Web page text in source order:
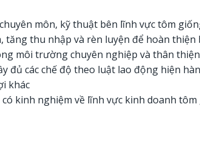
môn, kỹ thuật bên lĩnh vực tôm
tăng thu nhập và rèn luyện để hoàn thiện
môi trường chuyên nghiệp và thân thiện
đủ các chế độ theo luật lao động hiện
khác
kinh nghiệm về lĩnh vực kinh doanh